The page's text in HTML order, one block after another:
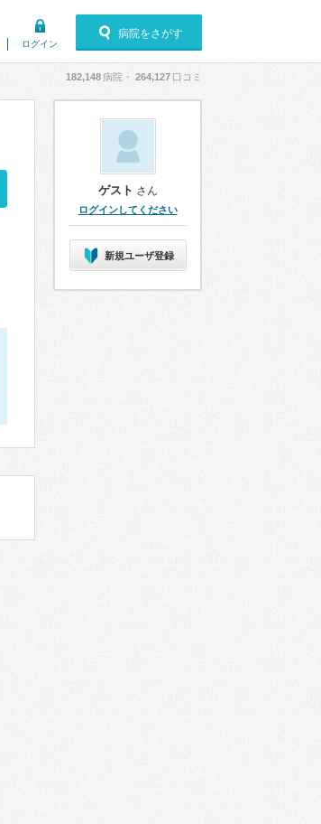
ログイン
病院をさがす
182,148病院・ 264,127 口コミ
ゲスト さん
ログインしてください
新規ユーザ登録